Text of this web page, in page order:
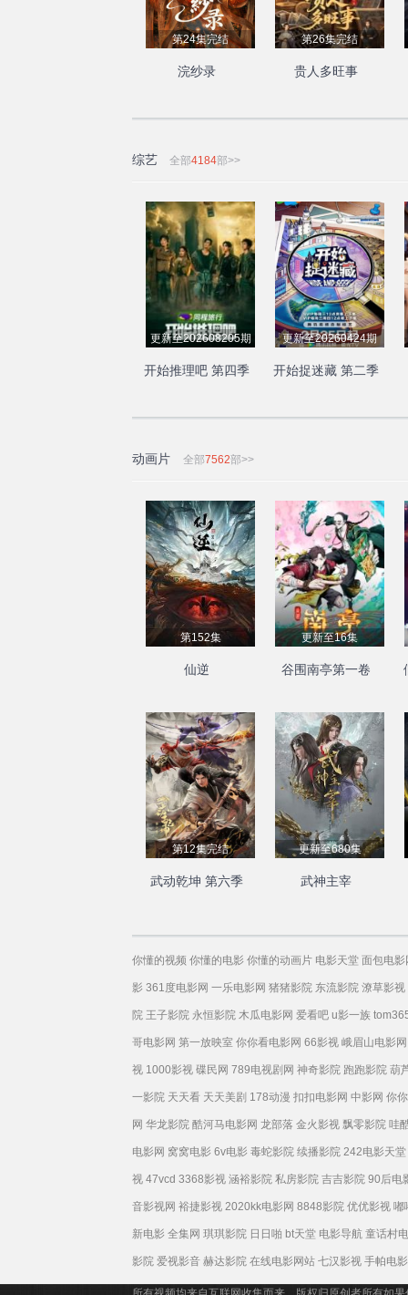
第24集完结
浣纱录
第26集完结
贵人多旺事
综艺 全部4184部>>
更新至202608205期
开始推理吧 第四季
更新至20260424期
开始捉迷藏 第二季
动画片 全部7562部>>
第152集
仙逆
更新至16集
谷围南亭第一卷
第12集完结
武动乾坤 第六季
更新至680集
武神主宰
你懂的视频 你懂的电影 你懂的动画片 电影天堂 面包电影
影 361度电影网 一乐电影网 猪猪影院 东流影院 潦草影视
院 王子影院 永恒影院 木瓜电影网 爱看吧 u影一族
哥电影网 第一放映室 你你看电影网 66影视 峨眉山电影网
视 1000影视 碟民网 789电视剧网 神奇影院 跑跑影院 葫
一影院 天天看 天天美剧 178动漫 扣扣电影网 中影网 你
网 华龙影院 酷河马电影网 龙部落 金火影视 飘零影院 哇
电影网 窝窝电影 6v电影 毒蛇影院 续播影院 242电影天堂
视 47vcd 3368影视 涵裕影院 私房影院 吉吉影院 90后电
音影视网 裕捷影视 2020kk电影网 8848影院 优优影视 嘟
新电影 全集网 琪琪影院 日日啪 bt天堂 电影导航 童话村
影院 爱视影音 赫达影院 在线电影网站 七汉影视 手帕电